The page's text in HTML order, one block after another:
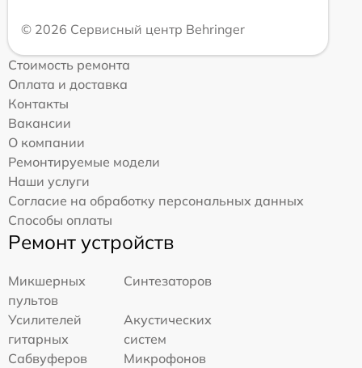
© 2026 Сервисный центр Behringer
Стоимость ремонта
Оплата и доставка
Контакты
Вакансии
О компании
Ремонтируемые модели
Наши услуги
Согласие на обработку персональных данных
Способы оплаты
Ремонт устройств
Микшерных
пультов
Синтезаторов
Усилителей
гитарных
Акустических
систем
Сабвуферов
Микрофонов